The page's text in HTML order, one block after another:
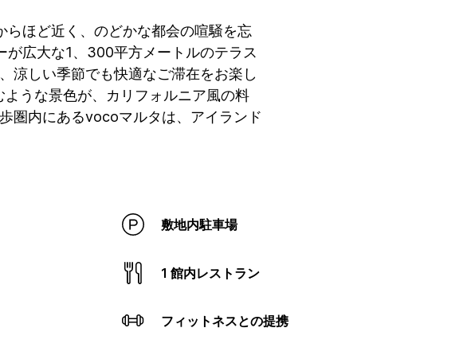
ほど近く、のどかな都会の喧騒を忘
広大な1、300平方メートルのテラス
涼しい季節でも快適なご滞在をお楽し
うな景色が、カリフォルニア風の料
圏内にあるvocoマルタは、アイランド
敷地内駐車場
1 館内レストラン
フィットネスとの提携